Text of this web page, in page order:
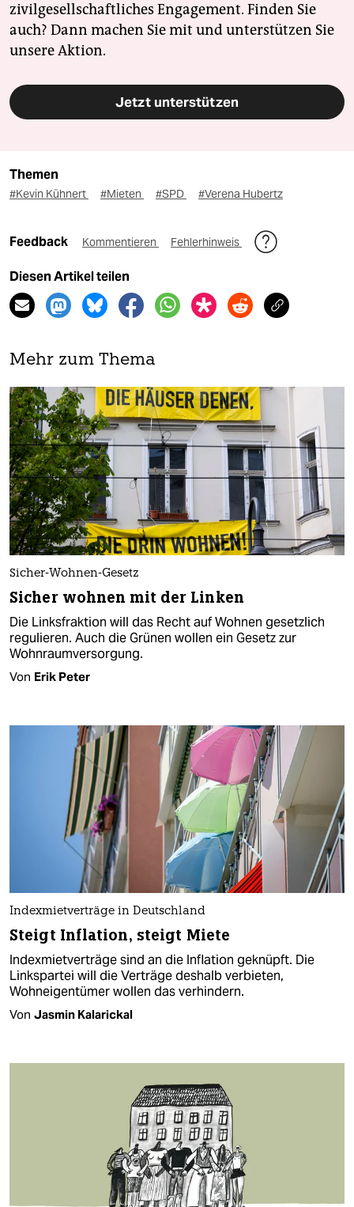
zivilgesellschaftliches Engagement. Finden Sie
auch? Dann machen Sie mit und unterstützen Sie
unsere Aktion.
Jetzt unterstützen
Themen
#Kevin Kühnert #Mieten #SPD #Verena Hubertz
Feedback Kommentieren Fehlerhinweis
Diesen Artikel teilen
Mehr zum Thema
Sicher-Wohnen-Gesetz
Sicher wohnen mit der Linken
Die Linksfraktion will das Recht auf Wohnen gesetzlich
regulieren. Auch die Grünen wollen ein Gesetz zur
Wohnraumversorgung.
Von Erik Peter
Indexmietverträge in Deutschland
Steigt Inflation, steigt Miete
Indexmietverträge sind an die Inflation geknüpft. Die
Linkspartei will die Verträge deshalb verbieten,
Wohneigentümer wollen das verhindern.
Von Jasmin Kalarickal